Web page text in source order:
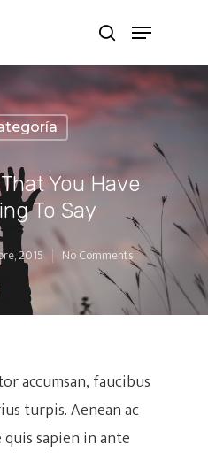
You Have
To Say
2015 No Comments
accumsan, faucibus
turpis. Aenean ac
sapien in ante